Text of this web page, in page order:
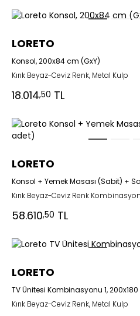
LORETO
Konsol, 200x84 cm (GxY)
Kırık Beyaz-Ceviz Renk, Metal Kulp
18.014,50 TL
LORETO
Konsol + Yemek Masası (Sabit) +
Kırık Beyaz-Ceviz Renk
58.610,50 TL
LORETO
TV Ünitesi Kombinasyonu 1,
Kırık Beyaz-Ceviz Renk, Metal Kulp